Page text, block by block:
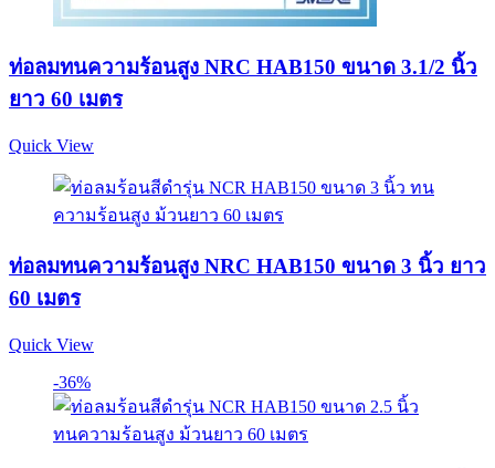
ท่อลมทนความร้อนสูง NRC HAB150 ขนาด 3.1/2 นิ้ว
ยาว 60 เมตร
Quick View
ท่อลมทนความร้อนสูง NRC HAB150 ขนาด 3 นิ้ว ยาว
60 เมตร
Quick View
-36%